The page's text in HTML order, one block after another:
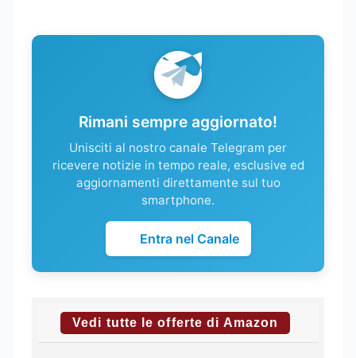
Rimani sempre aggiornato!
Unisciti al nostro canale Telegram per
ricevere notizie in tempo reale, esclusive ed
aggiornamenti direttamente sul tuo
smartphone.
Entra nel Canale